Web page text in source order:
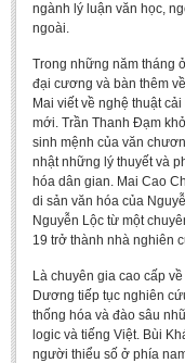
ngành lý luận văn học,
ngoài.
Trong những năm tháng
đại cương và bàn thêm
Mai viết về nghệ thuật
mới. Trần Thanh Đạm
sinh mệnh của văn
nhật những lý thuyết và
hóa dân gian. Mai Cao
di sản văn hóa của
Nguyễn Lộc từ một
19 trở thành nhà nghiên
Là chuyên gia cao cấp
Dương tiếp tục nghiên
thống hóa và đào sâu
logic và tiếng Việt. Bùi
người thiểu số ở phía